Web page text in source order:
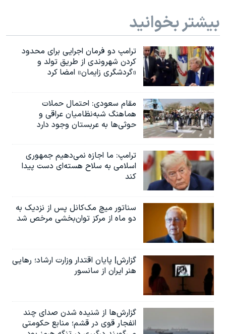
بیشتر بخوانید
ترامپ دو فرمان اجرایی برای محدود
کردن شهروندی از طریق تولد و
«گردشگری زایمان» امضا کرد
مقام سعودی: احتمال حملات
هماهنگ شبه‌نظامیان عراقی و
حوثی‌ها به عربستان وجود دارد
ترامپ: ما اجازه نمی‌دهیم جمهوری
اسلامی به سلاح هسته‌ای دست پیدا
کند
سناتور میچ مک‌کانل پس از نزدیک به
دو ماه از مرکز توان‌بخشی مرخص شد
گزارش| پایان اقتدار وزارت ارشاد؛ رهایی
هنر ایران از سانسور
گزارش‌ها از شنیده شدن صدای چند
انفجار قوی در قشم؛ منابع حکومتی